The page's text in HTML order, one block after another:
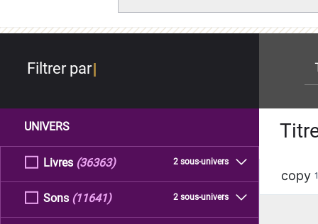
Filtrer par
UNIVERS
Livres 2 sous-univers
(36363)
Sons 2 sous-univers
(11641)
copy